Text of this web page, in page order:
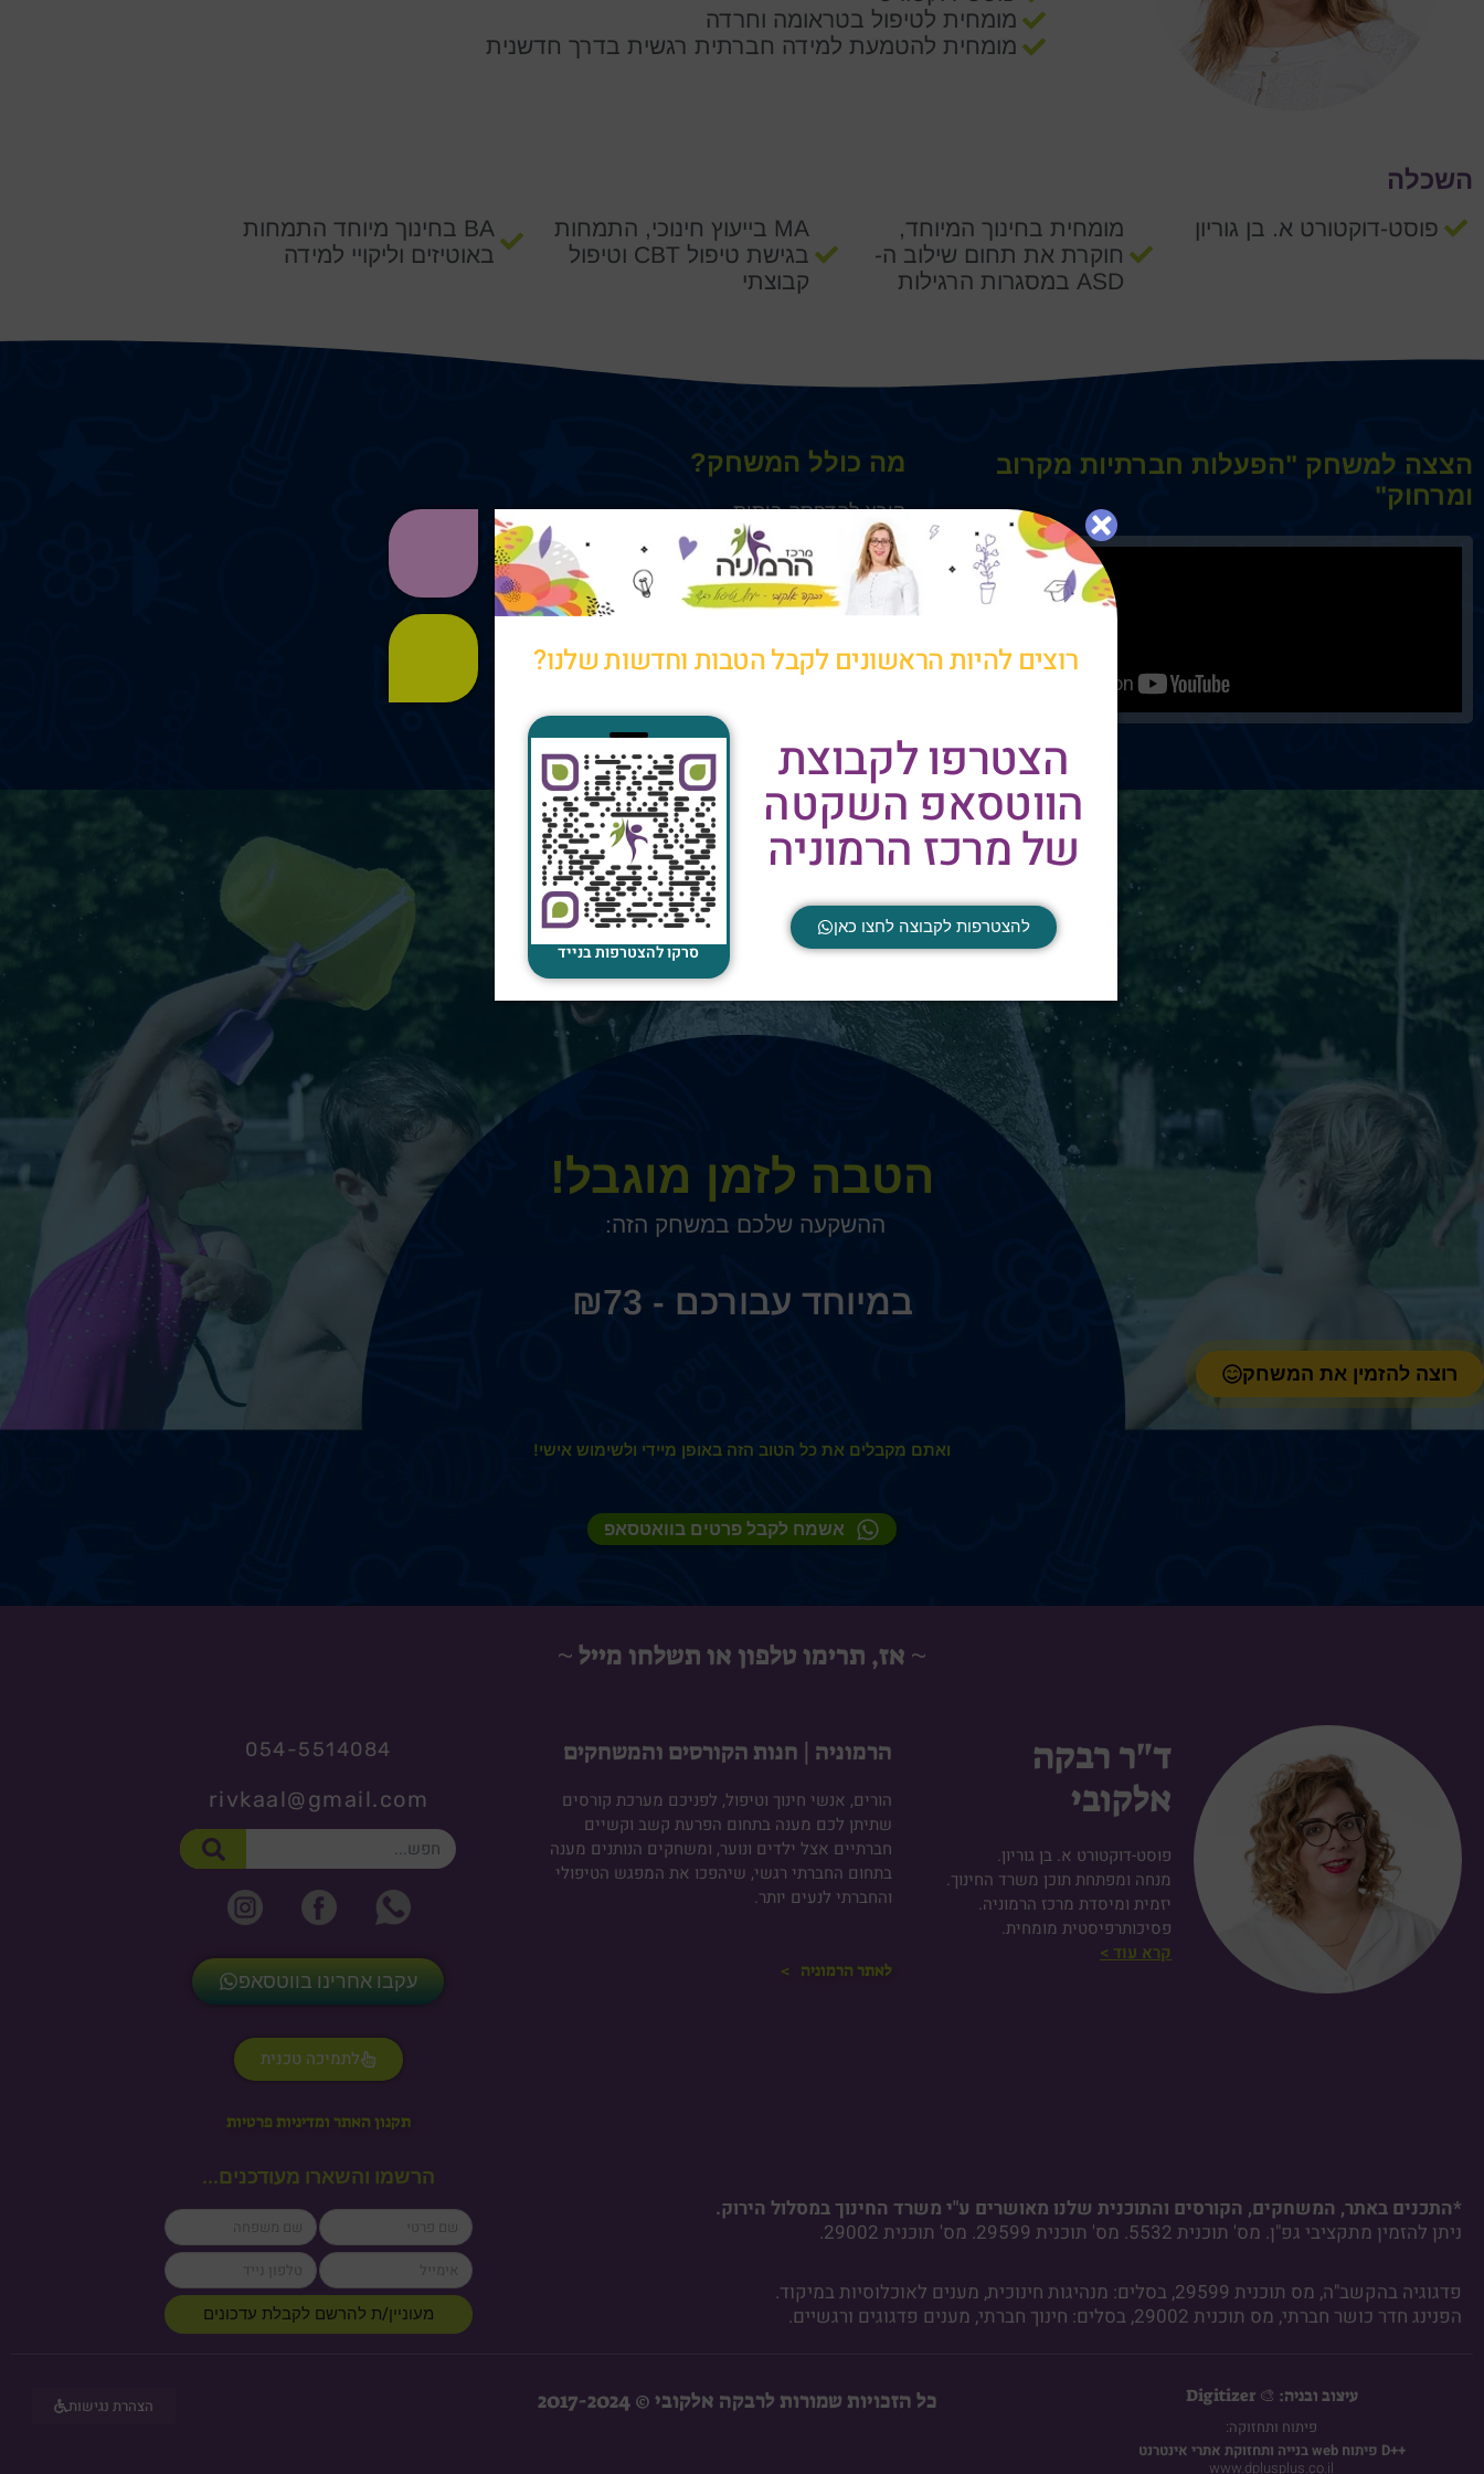
מומחית לטיפול בטראומה וחרדה
מומחית להטמעת למידה חברתית רגשית בדרך חדשנית
השכלה
פוסט-דוקטורט א. בן גוריון
מומחית בחינוך המיוחד,
חוקרת את תחום שילוב ה-
ASD במסגרות הרגילות
MA בייעוץ חינוכי, התמחות
בגישת טיפול CBT וטיפול
קבוצתי
BA בחינוך מיוחד התמחות
באוטיזים וליקויי למידה
הצצה למשחק "הפעלות חברתיות מקרוב
ומרחוק"
מה כולל המשחק?
קובץ להדפסה ביתית
הטבה לזמן מוגבל!
ההשקעה שלכם במשחק הזה:
₪73
רוצה להזמין את המשחק
ואתם מקבלים את כל הטוב הזה באופן מיידי ולשימוש אישי!
אשמח לקבל פרטים בוואטסאפ
~ אז, תרימו טלפון או תשלחו מייל ~
ד"ר רבקה
אלקובי
פוסט-דוקטורט א. בן גוריון.
מנחה ומפתחת תוכן משרד החינוך.
יזמית ומיסדת מרכז הרמוניה.
פסיכותרפיסטית מומחית.
קרא עוד >
הרמוניה | חנות הקורסים והמשחקים
הורים, אנשי חינוך וטיפול, לפניכם מערכת קורסים
שתיתן לכם מענה בתחום הפרעת קשב וקשיים
חברתיים אצל ילדים ונוער, ומשחקים הנותנים מענה
בתחום החברתי רגשי, שיהפכו את המפגש הטיפולי
והחברתי לנעים יותר.
לאתר הרמוניה >
054-5514084
rivkaal@gmail.com
חיפוש
עקבו אחרינו בווטסאפ
לתמיכה טכנית
תקנון האתר ומדיניות פרטיות
*התכנים באתר, המשחקים, הקורסים והתוכנית שלנו מאושרים ע"י משרד החינוך במסלול הירוק.
ניתן להזמין מתקציבי גפ"ן. מס' תוכנית 5532. מס' תוכנית 29599. מס' תוכנית 29002.
פדגוגיה בהקשב"ה, מס תוכנית 29599, בסלים: מנהיגות חינוכית, מענים לאוכלוסיות במיקוד.
הפנינג חדר כושר חברתי, מס תוכנית 29002, בסלים: חינוך חברתי, מענים פדגוגים ורגשיים.
הרשמו והשארו מעודכנים...
firstName
lastName
email
cellPhone
מעוניין/ת להרשם לקבלת עדכונים
עיצוב ובניה: 🎨 Digitizer
פיתוח ותחזוקה:​
D++ פיתוח web בנייה ותחזוקת אתרי אינטרנט
www.dplusplus.co.il
כל הזכויות שמורות לרבקה אלקובי © 2017-2024 הצהרת נגישות
רוצים להיות הראשונים לקבל הטבות וחדשות שלנו?
הצטרפו לקבוצת
הווטסאפ השקטה
של מרכז הרמוניה
להצטרפות לקבוצה לחצו כאן
סרקו להצטרפות בנייד